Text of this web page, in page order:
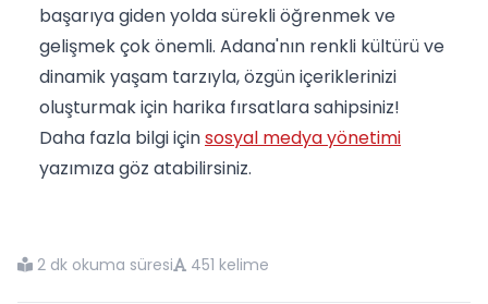
başarıya giden yolda sürekli öğrenmek ve
gelişmek çok önemli. Adana'nın renkli kültürü ve
dinamik yaşam tarzıyla, özgün içeriklerinizi
oluşturmak için harika fırsatlara sahipsiniz!
Daha fazla bilgi içinsosyal medya yönetimi
yazımıza göz atabilirsiniz.
2 dk okuma süresi 451 kelime